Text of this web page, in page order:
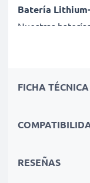
Batería
Nuestras
barras ofrecen
los de tu batería
Calidad
2004, todas
FICHA TÉCNICA
RESEÑAS